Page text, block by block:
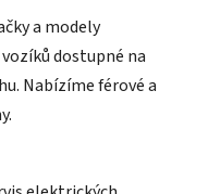
a modely
dostupné na
Nabízíme férové a